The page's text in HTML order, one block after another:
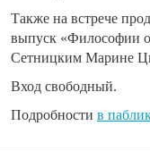
Также на встрече
выпуск «Философии
Сетницким Марине
Вход свободный.
Подробности в